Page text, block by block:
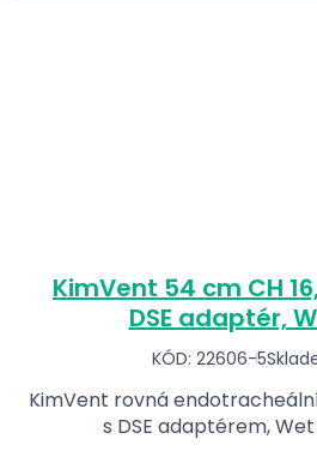
KimVent 54 cm CH
DSE adaptér,
KÓD: 22606-5
KimVent rovná
s DSE adaptérem,